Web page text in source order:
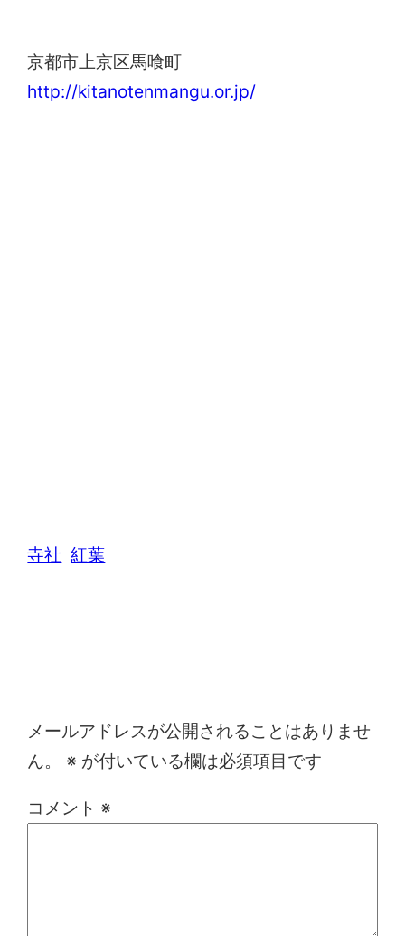
京都市上京区馬喰町
http://kitanotenmangu.or.jp/
寺社 紅葉
メールアドレスが公開されることはありませ
ん。
※ が付いている欄は必須項目です
コメント ※